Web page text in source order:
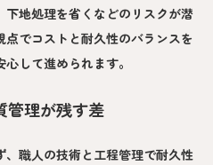
地処理を省くなどのリスクが潜
でコストと耐久性のバランスを
して進められます。
管理が残す差
職人の技術と工程管理で耐久性